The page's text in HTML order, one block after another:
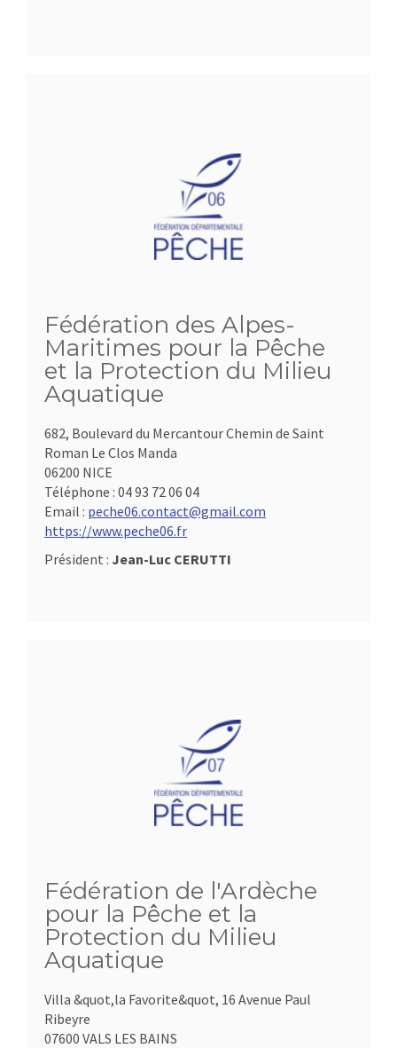
Fédération des Alpes-
Maritimes pour la Pêche
et la Protection du Milieu
Aquatique
682, Boulevard du Mercantour Chemin de Saint
Roman Le Clos Manda
06200 NICE
Téléphone : 04 93 72 06 04
Email : peche06.contact@gmail.com
https://www.peche06.fr
Président : Jean-Luc CERUTTI
Fédération de l'Ardèche
pour la Pêche et la
Protection du Milieu
Aquatique
Villa &quot,la Favorite&quot, 16 Avenue Paul
Ribeyre
07600 VALS LES BAINS